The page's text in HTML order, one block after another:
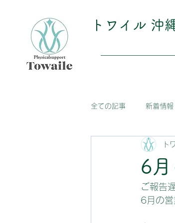
トワイル 沖
全ての記事 新着情報
6
ト
ご報告
6月の営